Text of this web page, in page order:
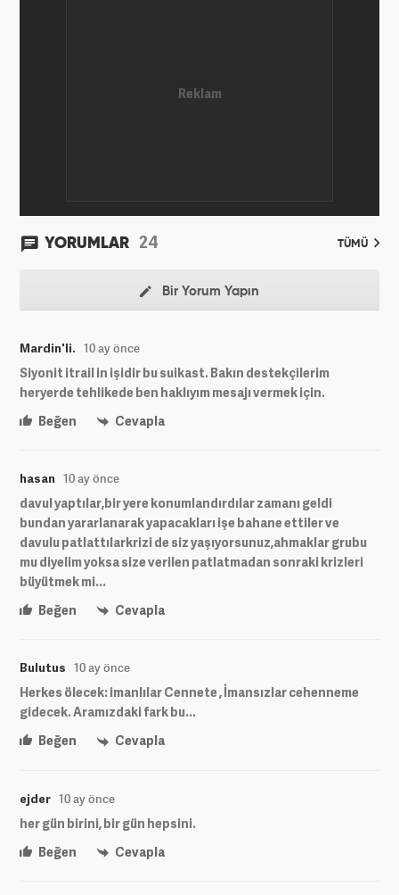
YORUMLAR 24 TÜMÜ
Bir Yorum Yapın
Mardin'li. 10 ay önce
Siyonit itrail in işidir bu suikast. Bakın destekçilerim
heryerde tehlikede ben haklıyım mesajı vermek için.
Beğen
Cevapla
hasan 10 ay önce
davul yaptılar,bir yere konumlandırdılar zamanı geldi
bundan yararlanarak yapacakları işe bahane ettiler ve
davulu patlattılarkrizi de siz yaşıyorsunuz,ahmaklar grubu
mu diyelim yoksa size verilen patlatmadan sonraki krizleri
büyütmek mi...
Beğen
Cevapla
Bulutus 10 ay önce
Herkes ölecek: imanlılar Cennete , İmansızlar cehenneme
gidecek. Aramızdaki fark bu...
Beğen
Cevapla
ejder 10 ay önce
her gün birini, bir gün hepsini.
Beğen
Cevapla